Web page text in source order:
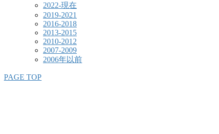
2022-現在
2019-2021
2016-2018
2013-2015
2010-2012
2007-2009
2006年以前
PAGE TOP